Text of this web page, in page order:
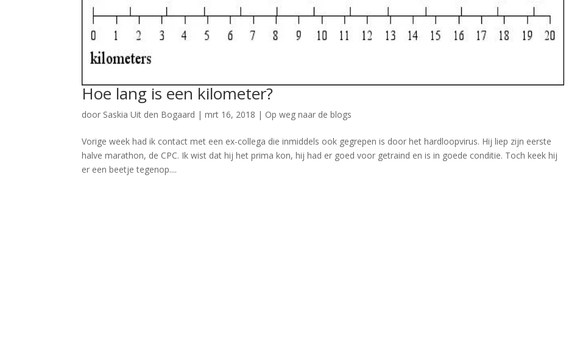
Hoe lang is een kilometer?
door Saskia Uit den Bogaard |mrt 16, 2018 | Op weg naar de blogs
Vorige week had ik contact met een ex-collega die inmiddels ook gegrepen is door het hardloopvirus. Hij liep zijn eerste
halve marathon, de CPC. Ik wist dat hij het prima kon, hij had er goed voor getraind en is in goede conditie. Toch keek hij
er een beetje tegenop....